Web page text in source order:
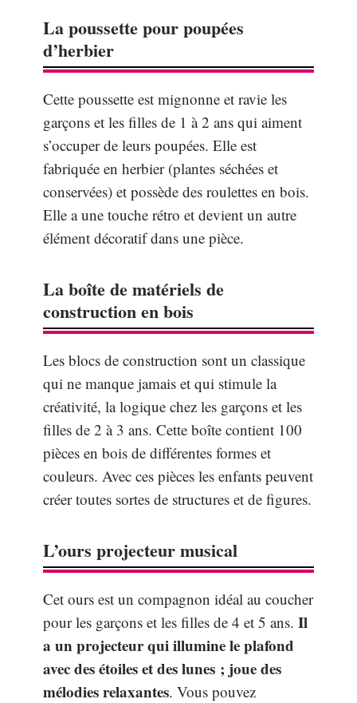
La poussette pour poupées
d’herbier
Cette poussette est mignonne et ravie les
garçons et les filles de 1 à 2 ans qui aiment
s’occuper de leurs poupées. Elle est
fabriquée en herbier (plantes séchées et
conservées) et possède des roulettes en bois.
Elle a une touche rétro et devient un autre
élément décoratif dans une pièce.
La boîte de matériels de
construction en bois
Les blocs de construction sont un classique
qui ne manque jamais et qui stimule la
créativité, la logique chez les garçons et les
filles de 2 à 3 ans. Cette boîte contient 100
pièces en bois de différentes formes et
couleurs. Avec ces pièces les enfants peuvent
créer toutes sortes de structures et de figures.
L’ours projecteur musical
Cet ours est un compagnon idéal au coucher
pour les garçons et les filles de 4 et 5 ans. Il
a un projecteur qui illumine le plafond
avec des étoiles et des lunes ; joue des
mélodies relaxantes. Vous pouvez